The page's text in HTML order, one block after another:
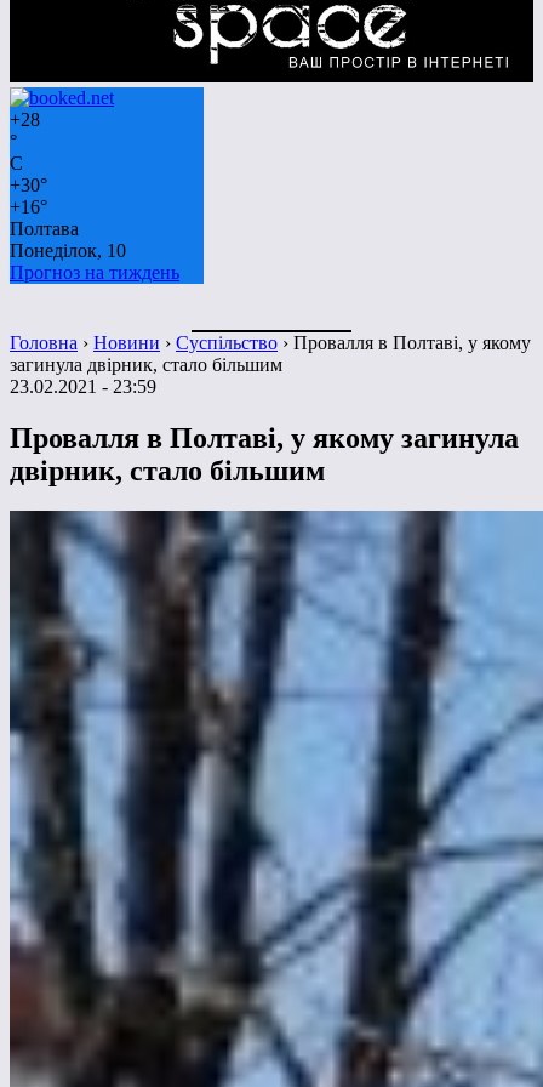
+28
°
C
+30°
+16°
Полтава
Понеділок, 10
Прогноз на тиждень
Головна › Новини › Суспільство › Провалля в Полтаві, у якому
загинула двірник, стало більшим
23.02.2021 - 23:59
Провалля в Полтаві, у якому загинула
двірник, стало більшим